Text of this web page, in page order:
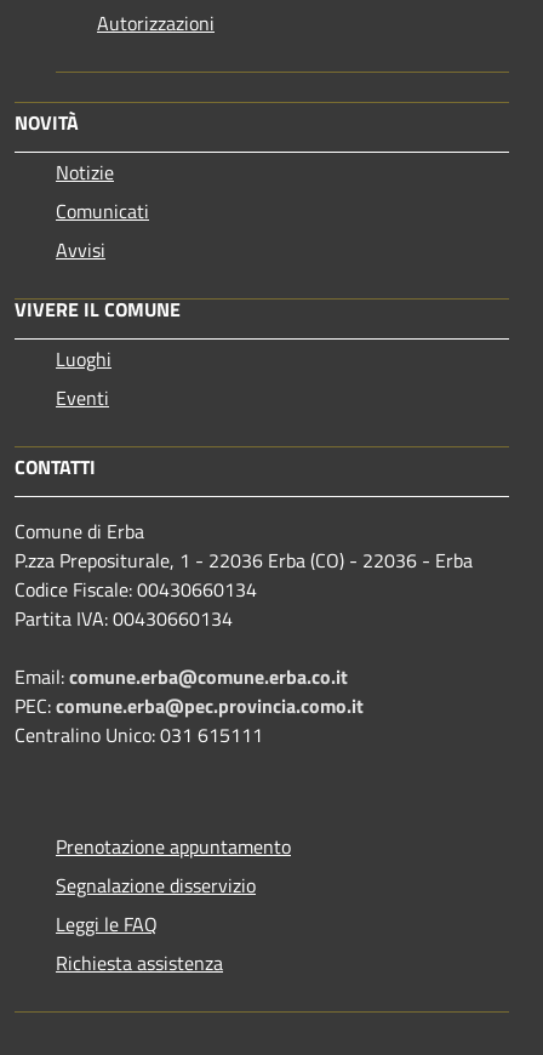
Autorizzazioni
NOVITÀ
Notizie
Comunicati
Avvisi
VIVERE IL COMUNE
Luoghi
Eventi
CONTATTI
Comune di Erba
P.zza Prepositurale, 1 - 22036 Erba (CO) - 22036 - Erba
Codice Fiscale: 00430660134
Partita IVA: 00430660134
Email:comune.erba@comune.erba.co.it
PEC:comune.erba@pec.provincia.como.it
Centralino Unico: 031 615111
Prenotazione appuntamento
Segnalazione disservizio
Leggi le FAQ
Richiesta assistenza